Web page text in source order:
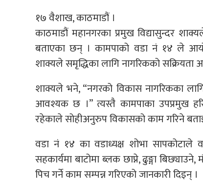
१७ वैशाख, काठमाडौं ।
काठमाडौं महानगरका प्रमुख विद्यासुन्दर
बताएका छन् । कामपाको वडा नं १४ ले
शाक्यले समृद्धिका लागि नागरिकको
शाक्यले भने, “नगरको विकास नागरिकका
आवश्यक छ ।” त्यस्तै कामपाका उपप्रमुख
रहेकाले सोहीअनुरुप विकासको काम गरिने
वडा नं १४ का वडाध्यक्ष शोभा
सहकार्यमा बाटोमा ब्लक छाप्ने, ढुङ्गा
पिच गर्ने काम सम्पन्न गरिएको जानकारी दिइन् ।